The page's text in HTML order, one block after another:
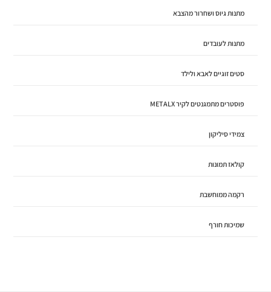
מתנות גיוס ושחרור מהצבא
מתנות לעובדים
סטים זוגיים לאבא ולילד
פוסטרים מתמגנטים לקיר METALX
צמידי סיליקון
קולאז תמונות
רקמה ממוחשבת
שמיכות חורף